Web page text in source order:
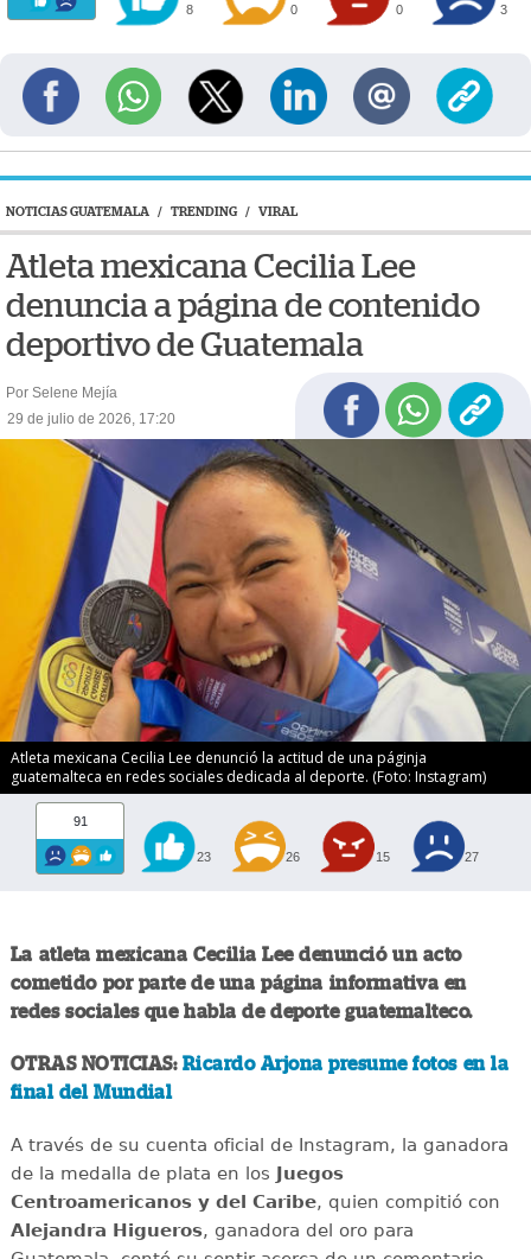
8 0 0 3
NOTICIAS GUATEMALA / TRENDING / VIRAL
Atleta mexicana Cecilia Lee
denuncia a página de contenido
deportivo de Guatemala
Por Selene Mejía
29 de julio de 2026, 17:20
Atleta mexicana Cecilia Lee denunció la actitud de una páginja
guatemalteca en redes sociales dedicada al deporte. (Foto: Instagram)
91
23 26 15 27
La atleta mexicana Cecilia Lee denunció un acto
cometido por parte de una página informativa en
redes sociales que habla de deporte guatemalteco.
OTRAS NOTICIAS: Ricardo Arjona presume fotos en la
final del Mundial
A través de su cuenta oficial de Instagram, la ganadora
de la medalla de plata en los Juegos
Centroamericanos y del Caribe, quien compitió con
Alejandra Higueros, ganadora del oro para